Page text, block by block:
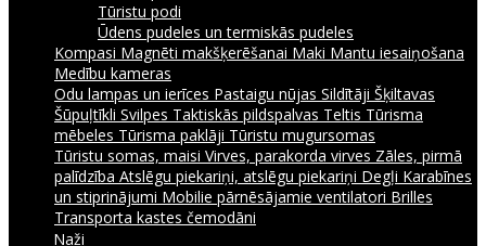
Tūristu podi
Ūdens pudeles un termiskās pudeles
Kompasi Magnēti makšķerēšanai Maki Mantu iesaiņošana
Medību kameras
Odu lampas un ierīces Pastaigu nūjas Sildītāji Šķiltavas
Šūpuļtīkli Svilpes Taktiskās pildspalvas Teltis Tūrisma
mēbeles Tūrisma paklāji Tūristu mugursomas
Tūristu somas, maisi Virves, parakorda virves Zāles, pirmā
palīdzība Atslēgu piekariņi, atslēgu piekariņi Degļi Karabīnes
un stiprinājumi Mobilie pārnēsājamie ventilatori Brilles
Transporta kastes čemodāni
Naži